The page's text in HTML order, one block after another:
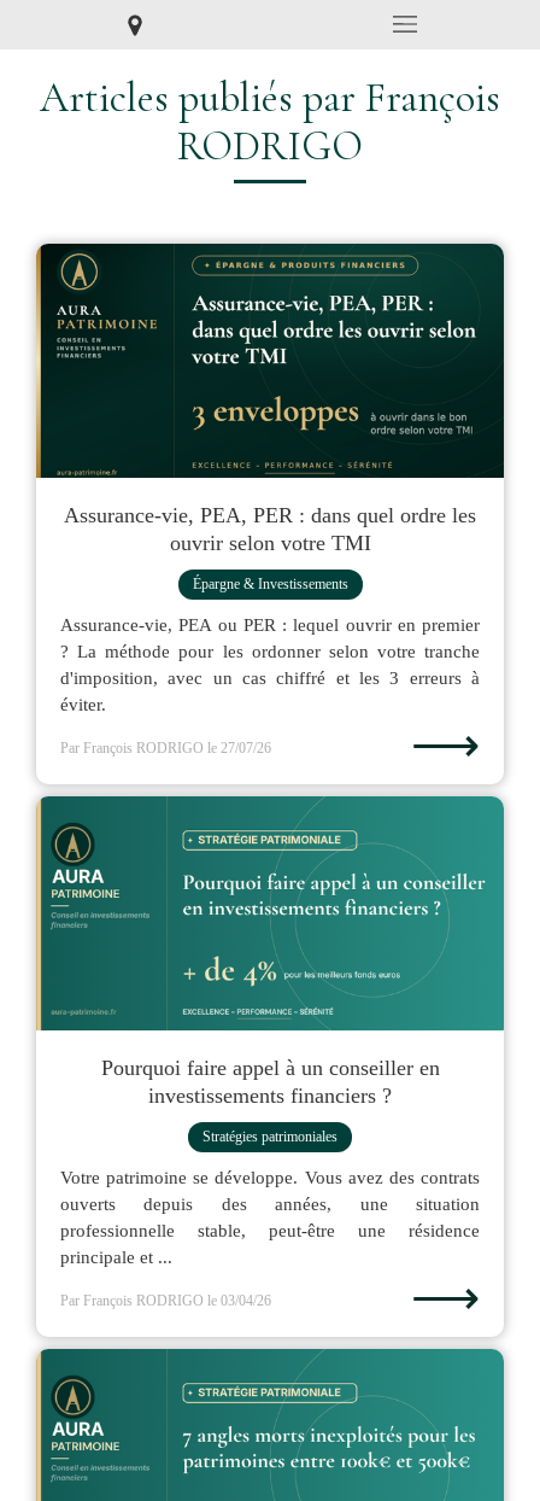
Articles publiés par François
RODRIGO
Assurance-vie, PEA, PER : dans quel ordre les
ouvrir selon votre TMI
Épargne & Investissements
Assurance-vie, PEA ou PER : lequel ouvrir en premier
? La méthode pour les ordonner selon votre tranche
d'imposition, avec un cas chiffré et les 3 erreurs à
éviter.
Par François RODRIGO le 27/07/26 ⟶
Pourquoi faire appel à un conseiller en
investissements financiers ?
Stratégies patrimoniales
Votre patrimoine se développe. Vous avez des contrats
ouverts depuis des années, une situation
professionnelle stable, peut-être une résidence
principale et ...
Par François RODRIGO le 03/04/26 ⟶